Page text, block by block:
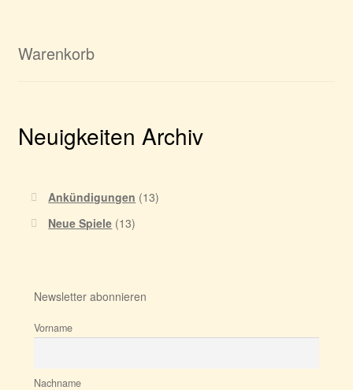
Warenkorb
Neuigkeiten Archiv
Ankündigungen (13)
Neue Spiele (13)
Newsletter abonnieren
Vorname
Nachname